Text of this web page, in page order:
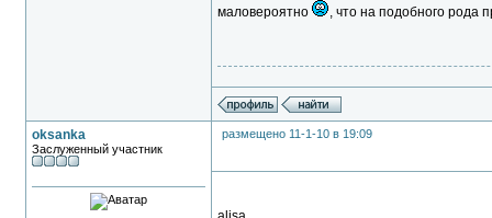
маловероятно
, что на подобного рода
oksanka
Заслуженный участник
размещено 11-1-10 в 19:09